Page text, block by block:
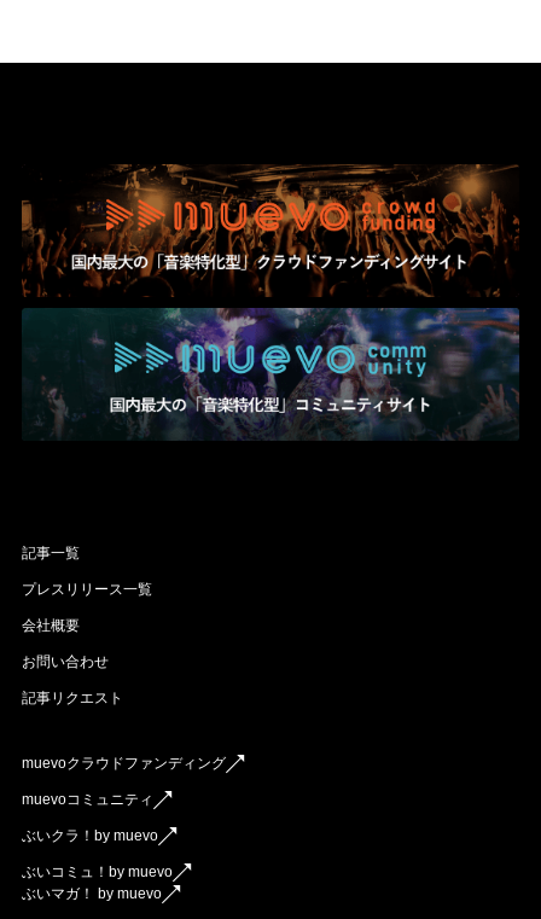
記事一覧
プレスリリース一覧
会社概要
お問い合わせ
記事リクエスト
muevoクラウドファンディング
muevoコミュニティ
ぶいクラ！by muevo
ぶいコミュ！by muevo
ぶいマガ！ by muevo